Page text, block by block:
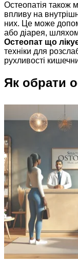
Остеопатія також
впливу на
них. Це може
або діарея, шляхом
Остеопат що
техніки для
рухливості
Як обрати